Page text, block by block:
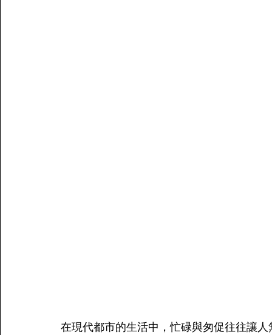
在現代都市的生活中，忙碌與匆促往往讓